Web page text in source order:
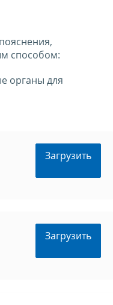
способом:
органы для
Загрузить
Загрузить